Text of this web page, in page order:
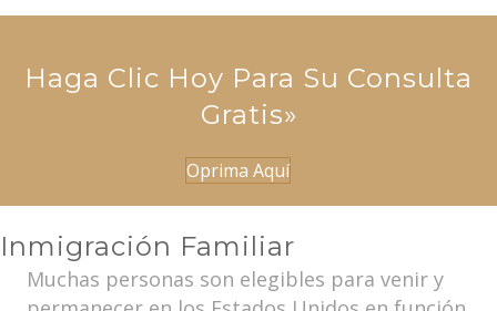
Haga Clic Hoy Para Su Consulta
Gratis»
Oprima Aquí
Inmigración Familiar
Muchas personas son elegibles para venir y